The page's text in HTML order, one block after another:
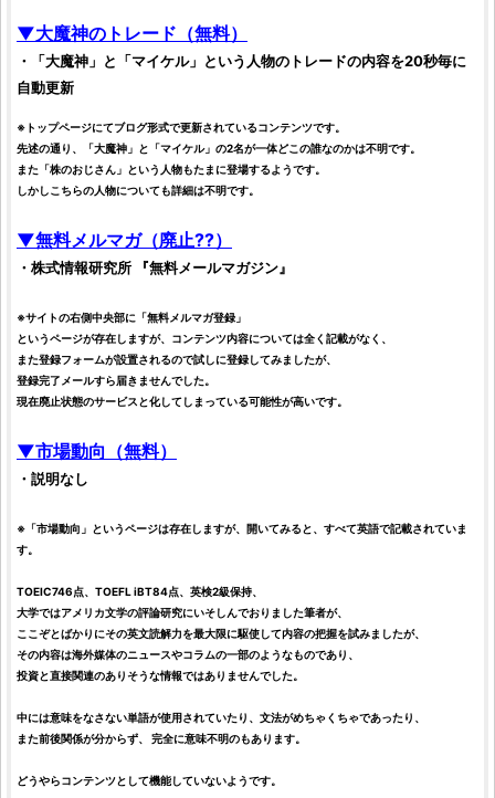
▼大魔神のトレード（無料）
・「大魔神」と「マイケル」という人物のトレードの内容を20秒毎に
自動更新
※トップページにてブログ形式で更新されているコンテンツです。
先述の通り、「大魔神」と「マイケル」の2名が一体どこの誰なのかは不明です。
また「株のおじさん」という人物もたまに登場するようです。
しかしこちらの人物についても詳細は不明です。
▼無料メルマガ（廃止??）
・株式情報研究所 『無料メールマガジン』
※サイトの右側中央部に「無料メルマガ登録」
というページが存在しますが、コンテンツ内容については全く記載がなく、
また登録フォームが設置されるので試しに登録してみましたが、
登録完了メールすら届きませんでした。
現在廃止状態のサービスと化してしまっている可能性が高いです。
▼市場動向（無料）
・説明なし
※「市場動向」というページは存在しますが、開いてみると、すべて英語で記載されていま
す。
TOEIC746点、TOEFL iBT84点、英検2級保持、
大学ではアメリカ文学の評論研究にいそしんでおりました筆者が、
ここぞとばかりにその英文読解力を最大限に駆使して内容の把握を試みましたが、
その内容は海外媒体のニュースやコラムの一部のようなものであり、
投資と直接関連のありそうな情報ではありませんでした。
中には意味をなさない単語が使用されていたり、文法がめちゃくちゃであったり、
また前後関係が分からず、 完全に意味不明のもあります。
どうやらコンテンツとして機能していないようです。